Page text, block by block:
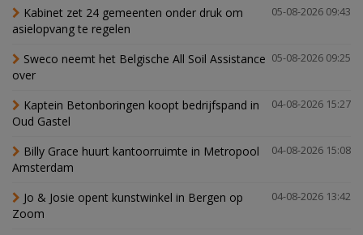
05-08-2026 09:43
Kabinet zet 24 gemeenten onder druk om
asielopvang te regelen
05-08-2026 09:25
Sweco neemt het Belgische All Soil Assistance
over
04-08-2026 15:27
Kaptein Betonboringen koopt bedrijfspand in
Oud Gastel
04-08-2026 15:08
Billy Grace huurt kantoorruimte in Metropool
Amsterdam
04-08-2026 13:42
Jo & Josie opent kunstwinkel in Bergen op
Zoom